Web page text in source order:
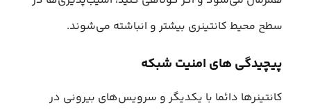
سطح محیط کانتینری بیشتر و انباشته می‌شوند.
پیچیدگی های امنیت شبکه
کانتینرها دائما با یکدیگر و سرویس‌های بیرونی در